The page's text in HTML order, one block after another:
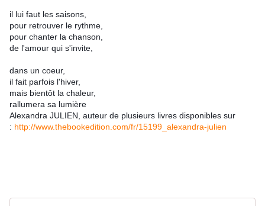
il lui faut les saisons,
pour retrouver le rythme,
pour chanter la chanson,
de l'amour qui s'invite,
dans un coeur,
il fait parfois l'hiver,
mais bientôt la chaleur,
rallumera sa lumière
Alexandra JULIEN, auteur de plusieurs livres disponibles sur
: http://www.thebookedition.com/fr/15199_alexandra-julien